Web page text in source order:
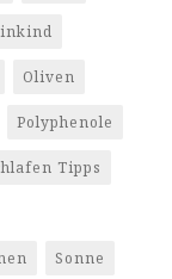
Oliven
Polyphenole
Tipps
Sonne